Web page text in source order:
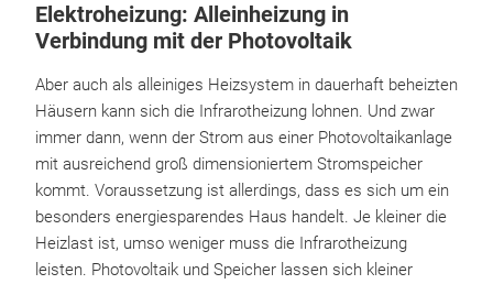
Elektroheizung: Alleinheizung in
Verbindung mit der Photovoltaik
Aber auch als alleiniges Heizsystem in dauerhaft beheizten
Häusern kann sich die Infrarotheizung lohnen. Und zwar
immer dann, wenn der Strom aus einer Photovoltaikanlage
mit ausreichend groß dimensioniertem Stromspeicher
kommt. Voraussetzung ist allerdings, dass es sich um ein
besonders energiesparendes Haus handelt. Je kleiner die
Heizlast ist, umso weniger muss die Infrarotheizung
leisten. Photovoltaik und Speicher lassen sich kleiner